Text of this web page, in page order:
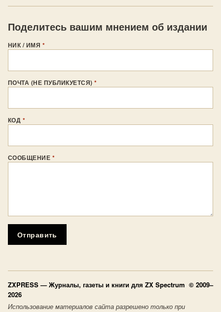
Поделитесь вашим мнением об издании
НИК / ИМЯ *
ПОЧТА (НЕ ПУБЛИКУЕТСЯ)*
КОД *
СООБЩЕНИЕ *
Отправить
ZXPRESS — Журналы, газеты и книги для ZX Spectrum © 2009–
2026
Использование материалов сайта разрешено только при